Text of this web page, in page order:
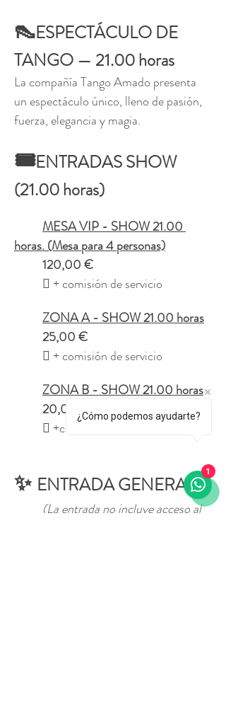
👠ESPECTÁCULO DE
TANGO — 21.00 horas
La compañía Tango Amado presenta
un espectáculo único, lleno de pasión,
fuerza, elegancia y magia.
🎟️ENTRADAS SHOW
(21.00 horas)
horas. (Mesa para 4 personas)
	120,00 €
	 + comisión de servicio
	ZONA A - SHOW 21.00 horas
	25,00 €
	 + comisión de servicio
	ZONA B - SHOW 21.00 horas
	20,00 €
	 +comisión de servicio
✨ ENTRADA GENERAL
(La entrada no incluye acceso al
¿Cómo podemos ayudarte?
1